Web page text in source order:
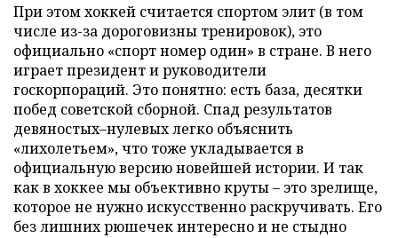
При этом хоккей считается спортом элит (в том
числе из-за дороговизны тренировок), это
официально «спорт номер один» в стране. В него
играет президент и руководители
госкорпораций. Это понятно: есть база, десятки
побед советской сборной. Спад результатов
девяностых–нулевых легко объяснить
«лихолетьем», что тоже укладывается в
официальную версию новейшей истории. И так
как в хоккее мы объективно круты – это зрелище,
которое не нужно искусственно раскручивать. Его
без лишних рюшечек интересно и не стыдно